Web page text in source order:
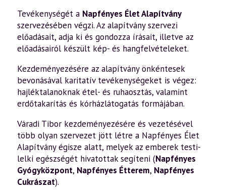
Tevékenységét a Napfényes Élet Alapítvány
szervezésében végzi. Az alapítvány szervezi
előadásait, adja ki és gondozza írásait, illetve az
előadásairól készült kép- és hangfelvételeket.
Kezdeményezésére az alapítvány önkéntesek
bevonásával karitatív tevékenységeket is végez:
hajléktalanoknak étel- és ruhaosztás, valamint
erdőtakarítás és kórházlátogatás formájában.
Váradi Tibor kezdeményezésére és vezetésével
több olyan szervezet jött létre a Napfényes Élet
Alapítvány égisze alatt, melyek az emberek testi-
lelki egészségét hivatottak segíteni (Napfényes
Gyógyközpont, Napfényes Étterem, Napfényes
Cukrászat).